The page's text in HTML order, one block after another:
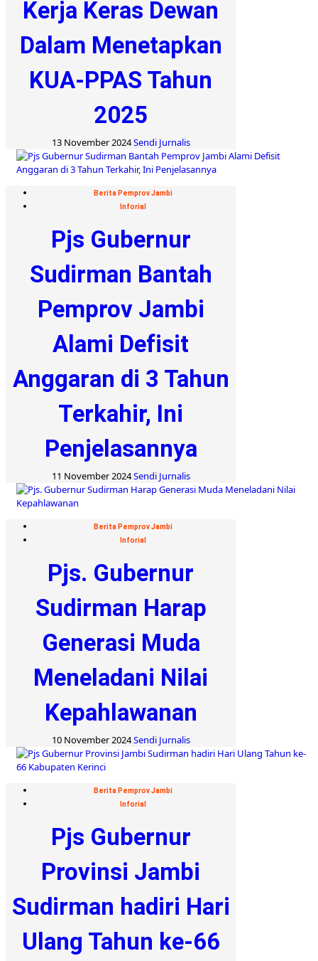
Kerja Keras Dewan
Dalam Menetapkan
KUA-PPAS Tahun
2025
13 November 2024Sendi Jurnalis
Berita Pemprov Jambi
Inforial
Pjs Gubernur
Sudirman Bantah
Pemprov Jambi
Alami Defisit
Anggaran di 3 Tahun
Terkahir, Ini
Penjelasannya
11 November 2024Sendi Jurnalis
Berita Pemprov Jambi
Inforial
Pjs. Gubernur
Sudirman Harap
Generasi Muda
Meneladani Nilai
Kepahlawanan
10 November 2024Sendi Jurnalis
Berita Pemprov Jambi
Inforial
Pjs Gubernur
Provinsi Jambi
Sudirman hadiri Hari
Ulang Tahun ke-66